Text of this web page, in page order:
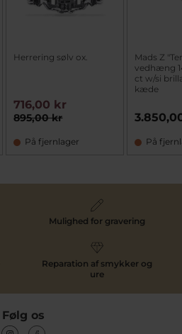
Herrering sølv ox.
895,00 kr
716,00 kr
På fjernlager
Mads Z
vedhæng
ct w/si
kæde
På
Mulighed for gravering
Reparation af smykker og
ure
Følg os